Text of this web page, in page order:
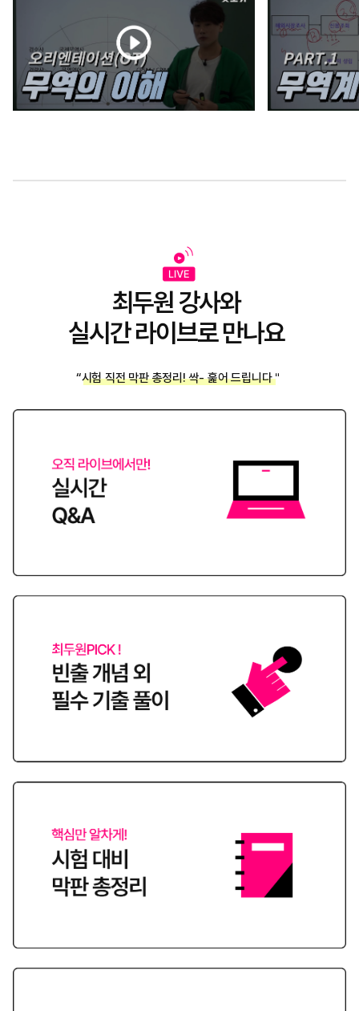
최두원 강사와
실시간 라이브로 만나요
“시험 직전 막판 총정리! 싹- 훑어 드립니다＂